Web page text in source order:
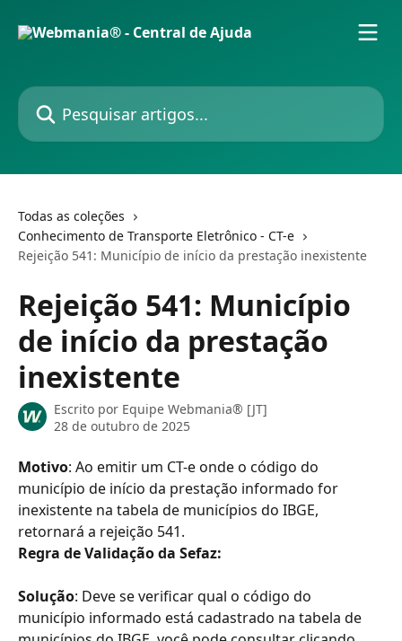
Pesquisar artigos...
Todas as coleções
Conhecimento de Transporte Eletrônico - CT-e
Rejeição 541: Município de início da prestação inexistente
Rejeição 541: Município
de início da prestação
inexistente
Escrito por Equipe Webmania® [JT]
28 de outubro de 2025
Motivo: Ao emitir um CT-e onde o código do
município de início da prestação informado for
inexistente na tabela de municípios do IBGE,
retornará a rejeição 541.
Regra de Validação da Sefaz:
Solução: Deve se verificar qual o código do
município informado está cadastrado na tabela de